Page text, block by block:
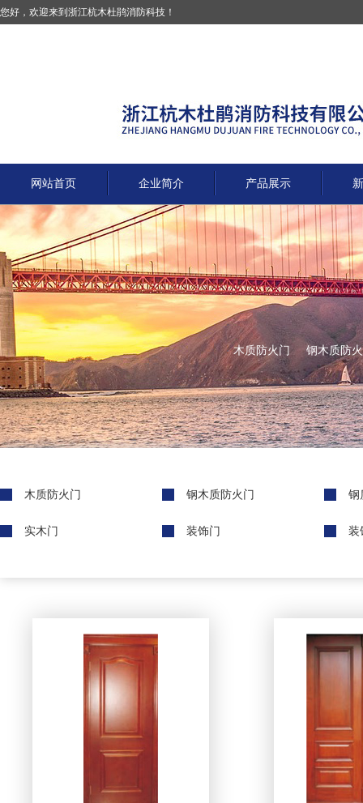
您好，欢迎来到浙江杭木杜鹃消防科技！
网站首页 企业简介 产品展示
木质防火门 钢木质防
木质防火门 钢木质防火门 钢
实木门 装饰门 装